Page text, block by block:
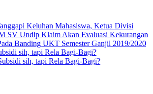
Keluhan Mahasiswa, Ketua Divisi
SV Undip Klaim Akan Evaluasi Kekurangan
Banding UKT Semester Ganjil 2019/2020
sih, tapi Rela Bagi-Bagi?
sih, tapi Rela Bagi-Bagi?